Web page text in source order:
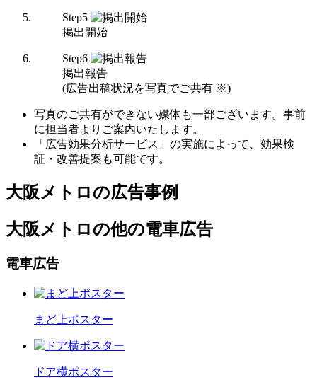
Step5
掲出開始
Step6
掲出報告
(広告出稿状況を写真でご共有 ※)
写真のご共有ができない媒体も一部ございます。事前
に担当者よりご案内いたします。
「広告効果分析サービス」の実施によって、効果検
証・改善提案も可能です。
大阪メトロの広告事例
大阪メトロの他の電車広告
電車広告
まど上ポスター
ドア横ポスター